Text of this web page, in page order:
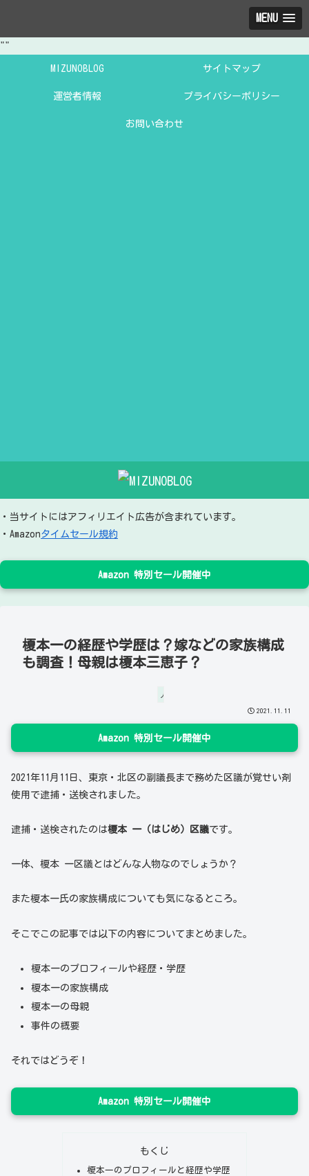
MENU
""
MIZUNOBLOG サイトマップ
運営者情報 プライバシーポリシー
お問い合わせ
・当サイトにはアフィリエイト広告が含まれています。
・Amazonタイムセール規約
Amazon 特別セール開催中
榎本一の経歴や学歴は？嫁などの家族構成
も調査！母親は榎本三恵子？
人物
2021.11.11
Amazon 特別セール開催中
2021年11月11日、東京・北区の副議長まで務めた区議が覚せい剤
使用で逮捕・送検されました。
逮捕・送検されたのは榎本 一（はじめ）区議です。
一体、榎本 一区議とはどんな人物なのでしょうか？
また榎本一氏の家族構成についても気になるところ。
そこでこの記事では以下の内容についてまとめました。
榎本一のプロフィールや経歴・学歴
榎本一の家族構成
榎本一の母親
事件の概要
それではどうぞ！
Amazon 特別セール開催中
もくじ
榎本一のプロフィールと経歴や学歴